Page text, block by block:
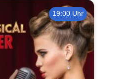
19:00 Uhr